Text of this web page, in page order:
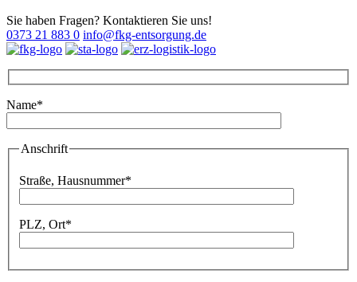
Sie haben Fragen? Kontaktieren Sie uns!
0373 21 883 0 info@fkg-entsorgung.de
Name*
Bitte lassen Sie dieses Feld leer.
Anschrift
Straße, Hausnummer*
PLZ, Ort*